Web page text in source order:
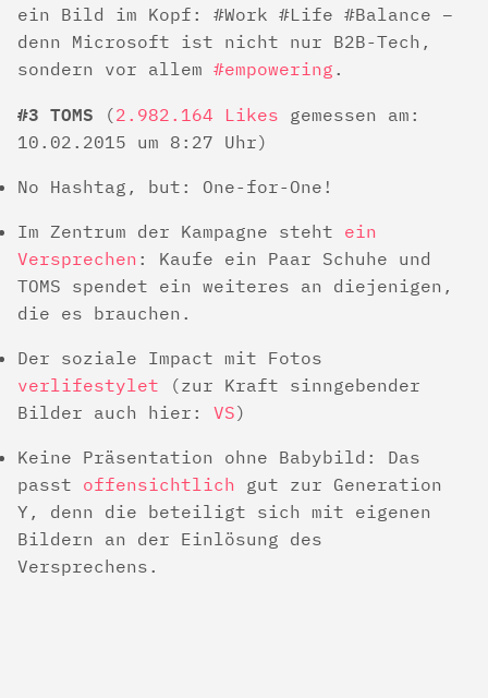
ein Bild im Kopf: #Work #Life #Balance –
denn Microsoft ist nicht nur B2B-Tech,
sondern vor allem #empowering .
#3 TOMS (2.982.164 Likes gemessen am:
10.02.2015 um 8:27 Uhr)
No Hashtag, but: One-for-One!
Im Zentrum der Kampagne steht ein
Versprechen : Kaufe ein Paar Schuhe und
TOMS spendet ein weiteres an diejenigen,
die es brauchen.
Der soziale Impact mit Fotos
verlifestylet (zur Kraft sinngebender
Bilder auch hier: VS)
Keine Präsentation ohne Babybild: Das
passt offensichtlich gut zur Generation
Y, denn die beteiligt sich mit eigenen
Bildern an der Einlösung des
Versprechens.